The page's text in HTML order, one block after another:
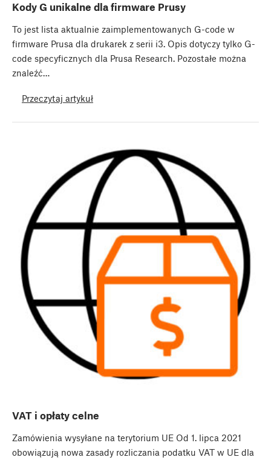
Kody G unikalne dla firmware Prusy
To jest lista aktualnie zaimplementowanych G-code w
firmware Prusa dla drukarek z serii i3. Opis dotyczy tylko G-
code specyficznych dla Prusa Research. Pozostałe można
znaleźć…
Przeczytaj artykuł
VAT i opłaty celne
Zamówienia wysyłane na terytorium UE Od 1. lipca 2021
obowiązują nowa zasady rozliczania podatku VAT w UE dla